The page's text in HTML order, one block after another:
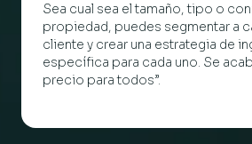
Sea cual sea el tamaño, tipo o
propiedad, puedes segmentar a
cliente y crear una estrategia de
específica para cada uno. Se
precio para todos”.